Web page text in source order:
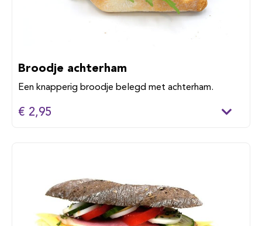
Broodje achterham
Een knapperig broodje belegd met achterham.
€ 2,95